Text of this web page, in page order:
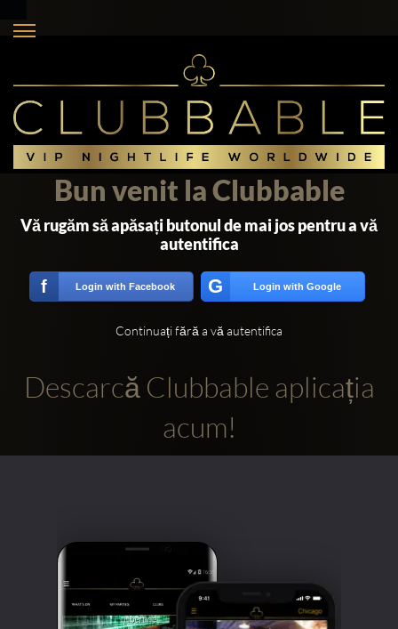
Conturi
sociale:
Bun venit la Clubbable
Vă rugăm să apăsați butonul de mai jos pentru a vă
autentifica
f Login with Facebook G Login with Google
Continuați fără a vă autentifica
Descarcă Clubbable aplicația
acum!